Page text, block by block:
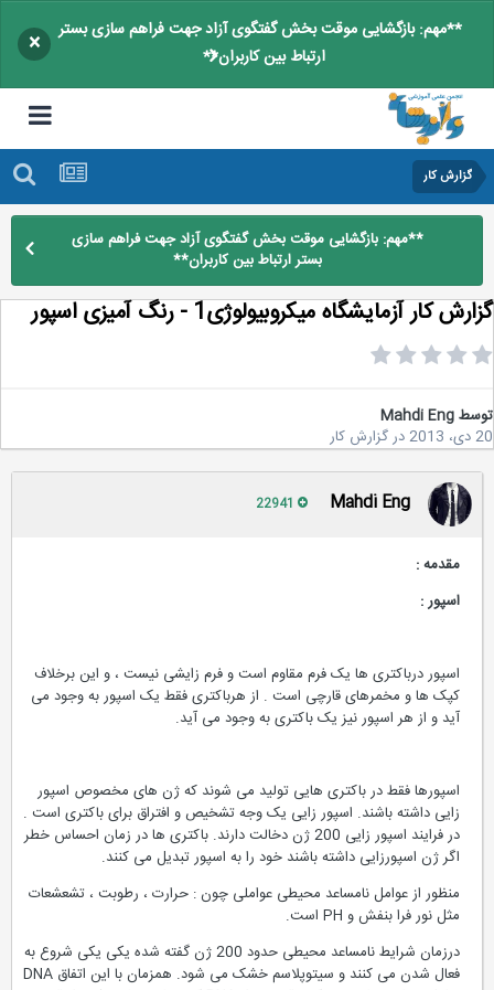
**مهم: بازگشایی موقت بخش گفتگوی آزاد جهت فراهم سازی بستر
ارتباط بین کاربران**
×
گزارش كار
**مهم: بازگشایی موقت بخش گفتگوی آزاد جهت فراهم سازی
بستر ارتباط بین کاربران**
کار آزمایشگاه میکروبیولوژی1 - رنگ آمیزی اسپور
Mahdi Eng
درگزارش كار
Mahdi Eng
مقدمه :
اسپور :
اسپور درباکتری ها یک فرم مقاوم است و فرم زایشی نیست ، و این برخلاف
کپک ها و مخمرهای قارچی است . از هرباکتری فقط یک اسپور به وجود می
آید و از هر اسپور نیز یک باکتری به وجود می آید.
اسپورها فقط در باکتری هایی تولید می شوند که ژن های مخصوص اسپور
زایی داشته باشند. اسپور زایی یک وجه تشخیص و افتراق برای باکتری است .
در فرایند اسپور زایی 200 ژن دخالت دارند. باکتری ها در زمان احساس خطر
اگر ژن اسپورزایی داشته باشند خود را به اسپور تبدیل می کنند.
منظور از عوامل نامساعد محیطی عواملی چون : حرارت ، رطوبت ، تشعشعات
مثل نور فرا بنفش و PH است.
درزمان شرایط نامساعد محیطی حدود 200 ژن گفته شده یکی یکی شروع به
فعال شدن می کنند و سیتوپلاسم خشک می شود. همزمان با این اتفاق DNA